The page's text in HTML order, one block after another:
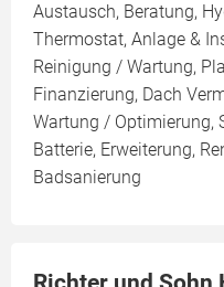
Austausch, Beratung,
Thermostat, Anlage &
Reinigung / Wartung,
Finanzierung, Dach
Wartung / Optimierung,
Batterie, Erweiterung,
Badsanierung